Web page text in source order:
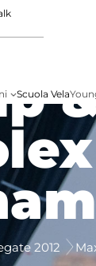
Scuola Vela
2012